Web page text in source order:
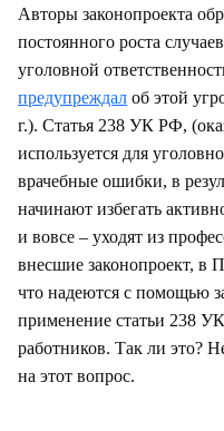
Авторы законопроекта
постоянного роста
уголовной
предупреждал об этой
г.). Статья 238 УК РФ,
используется для
врачебные ошибки, в
начинают избегать
и вовсе – уходят из
внесшие законопроект, в
что надеются с помощью
применение статьи 238
работников. Так ли это?
на этот вопрос.